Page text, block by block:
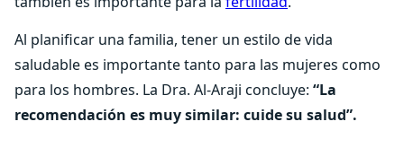
Al planificar una familia, tener un estilo de vida
saludable es importante tanto para las mujeres como
para los hombres. La Dra. Al-Araji concluye: “La
recomendación es muy similar: cuide su salud”.